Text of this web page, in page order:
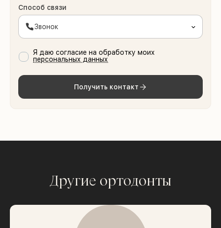
Способ связи
Звонок
Я даю согласие на обработку моих
персональных данных
Получить контакт
Другие ортодонты